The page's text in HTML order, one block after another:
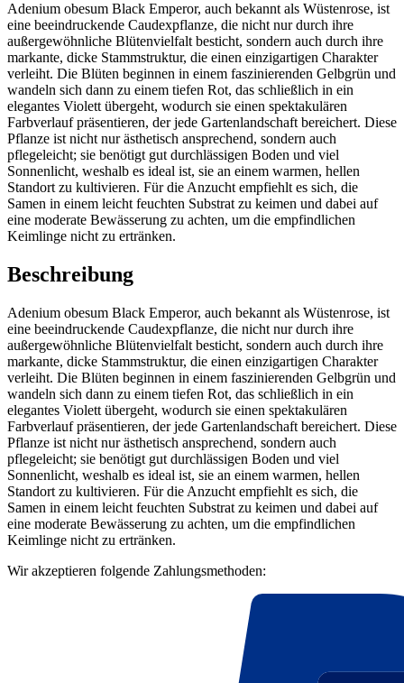
Adenium obesum Black Emperor, auch bekannt als Wüstenrose, ist
eine beeindruckende Caudexpflanze, die nicht nur durch ihre
außergewöhnliche Blütenvielfalt besticht, sondern auch durch ihre
markante, dicke Stammstruktur, die einen einzigartigen Charakter
verleiht. Die Blüten beginnen in einem faszinierenden Gelbgrün und
wandeln sich dann zu einem tiefen Rot, das schließlich in ein
elegantes Violett übergeht, wodurch sie einen spektakulären
Farbverlauf präsentieren, der jede Gartenlandschaft bereichert. Diese
Pflanze ist nicht nur ästhetisch ansprechend, sondern auch
pflegeleicht; sie benötigt gut durchlässigen Boden und viel
Sonnenlicht, weshalb es ideal ist, sie an einem warmen, hellen
Standort zu kultivieren. Für die Anzucht empfiehlt es sich, die
Samen in einem leicht feuchten Substrat zu keimen und dabei auf
eine moderate Bewässerung zu achten, um die empfindlichen
Keimlinge nicht zu ertränken.
Beschreibung
Adenium obesum Black Emperor, auch bekannt als Wüstenrose, ist
eine beeindruckende Caudexpflanze, die nicht nur durch ihre
außergewöhnliche Blütenvielfalt besticht, sondern auch durch ihre
markante, dicke Stammstruktur, die einen einzigartigen Charakter
verleiht. Die Blüten beginnen in einem faszinierenden Gelbgrün und
wandeln sich dann zu einem tiefen Rot, das schließlich in ein
elegantes Violett übergeht, wodurch sie einen spektakulären
Farbverlauf präsentieren, der jede Gartenlandschaft bereichert. Diese
Pflanze ist nicht nur ästhetisch ansprechend, sondern auch
pflegeleicht; sie benötigt gut durchlässigen Boden und viel
Sonnenlicht, weshalb es ideal ist, sie an einem warmen, hellen
Standort zu kultivieren. Für die Anzucht empfiehlt es sich, die
Samen in einem leicht feuchten Substrat zu keimen und dabei auf
eine moderate Bewässerung zu achten, um die empfindlichen
Keimlinge nicht zu ertränken.
Wir akzeptieren folgende Zahlungsmethoden: